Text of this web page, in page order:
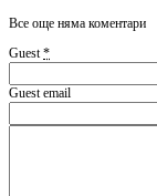
Все още няма коментари
Guest *
Guest email